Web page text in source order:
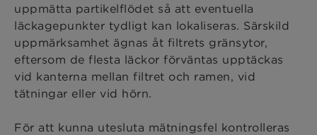
uppmätta partikelflödet så att eventuella
läckagepunkter tydligt kan lokaliseras. Särskild
uppmärksamhet ägnas åt filtrets gränsytor,
eftersom de flesta läckor förväntas upptäckas
vid kanterna mellan filtret och ramen, vid
tätningar eller vid hörn.
För att kunna utesluta mätningsfel kontrolleras